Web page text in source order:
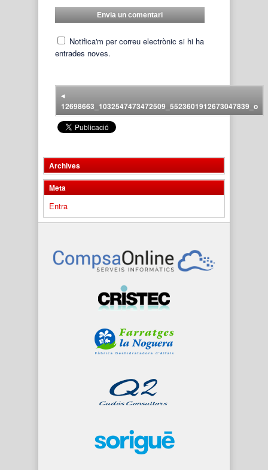
Notifica'm per correu electrònic si hi ha
entrades noves.
◂
12698663_1032547473472509_5523601912673047839_o
Archives
Meta
Entra